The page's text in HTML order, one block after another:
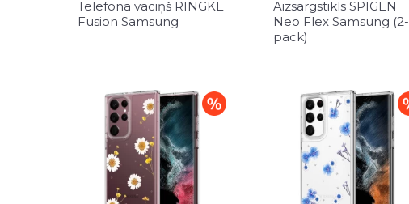
Telefona vāciņš RINGKE
Fusion Samsung
Aizsargstikls SPIGEN
Neo Flex Samsung (2-
pack)